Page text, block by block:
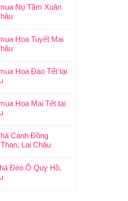
Nụ Tầm Xuân
Hoa Tuyết Mai
Hoa Đào Tết tại
Hoa Mai Tết tại
Cánh Đồng
Lai Châu
Đèo Ô Quy Hồ,